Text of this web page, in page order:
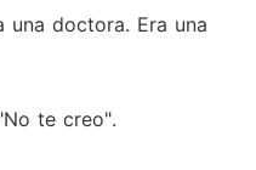
una doctora. Era una
te creo".